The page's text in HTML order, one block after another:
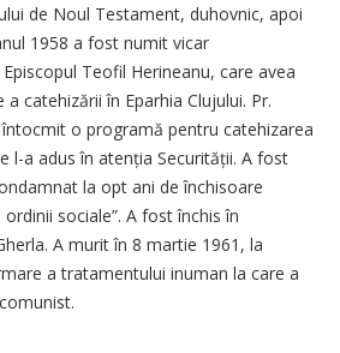
de Noul Testament, duhovnic, apoi
1958 a fost numit vicar
Teofil Herineanu, care avea
catehizării în Eparhia Clujului. Pr.
o programă pentru catehizarea
l-a adus în atenția Securității. A fost
la opt ani de închisoare
sociale”. A fost închis în
A murit în 8 martie 1961, la
a tratamentului inuman la care a